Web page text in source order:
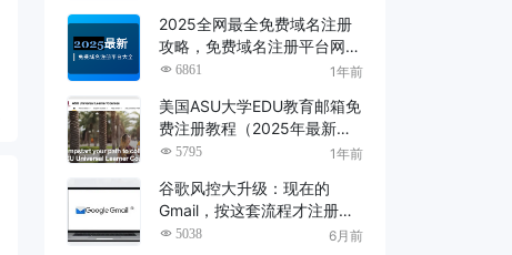
2025全网最全免费域名注册
攻略，免费域名注册平台网站
大全（长期更新，建议收藏）
6861 1年前
美国ASU大学EDU教育邮箱免
费注册教程（2025年最新
版）5795 1年前
谷歌风控大升级：现在的
Gmail，按这套流程才注册得
了（2026 亲测）
5038 6月前